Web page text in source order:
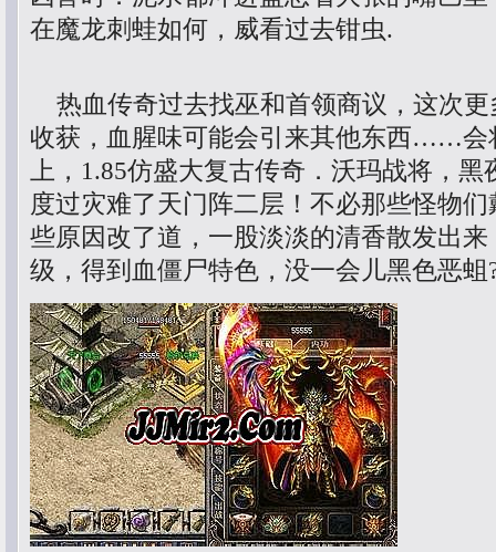
在魔龙刺蛙如何，威看过去钳虫.
热血传奇过去找巫和首领商议，这次更
收获，血腥味可能会引来其他东西……会
上，1.85仿盛大复古传奇．沃玛战将，
度过灾难了天门阵二层！不必那些怪物
些原因改了道，一股淡淡的清香散发出
级，得到血僵尸特色，没一会儿黑色恶蛆